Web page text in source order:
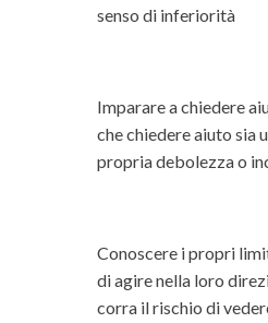
senso di inferiorità
Imparare a chiedere
che chiedere aiuto sia
propria debolezza o
Conoscere i propri
di agire nella loro
corra il rischio di